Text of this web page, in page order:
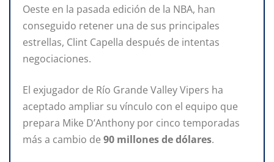
Oeste en la pasada edición de la NBA, han
conseguido retener una de sus principales
estrellas, Clint Capella después de intentas
negociaciones.
El exjugador de Río Grande Valley Vipers ha
aceptado ampliar su vínculo con el equipo que
prepara Mike D’Anthony por cinco temporadas
más a cambio de 90 millones de dólares.